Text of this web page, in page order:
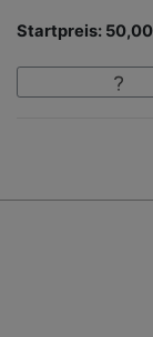
Startpreis: